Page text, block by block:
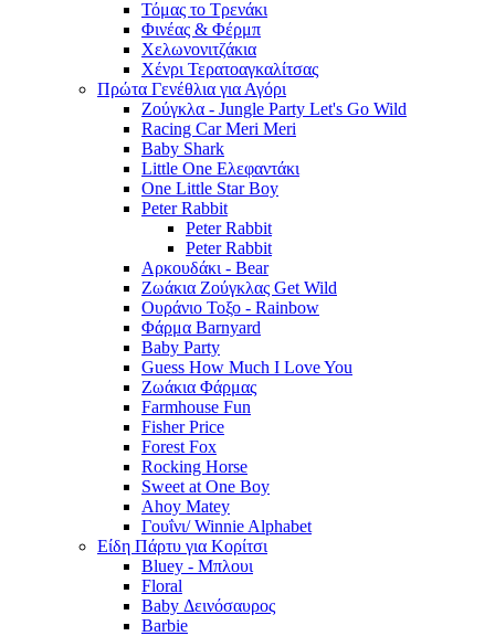
Τόμας το Τρενάκι
Φινέας & Φέρμπ
Χελωνονιτζάκια
Χένρι Τερατοαγκαλίτσας
Πρώτα Γενέθλια για Αγόρι
Ζούγκλα - Jungle Party Let's Go Wild
Racing Car Meri Meri
Baby Shark
Little One Ελεφαντάκι
One Little Star Boy
Peter Rabbit
Peter Rabbit
Peter Rabbit
Αρκουδάκι - Bear
Ζωάκια Ζούγκλας Get Wild
Ουράνιο Τοξο - Rainbow
Φάρμα Barnyard
Baby Party
Guess How Much I Love You
Ζωάκια Φάρμας
Farmhouse Fun
Fisher Price
Forest Fox
Rocking Horse
Sweet at One Boy
Ahoy Matey
Γουΐνι/ Winnie Alphabet
Είδη Πάρτυ για Κορίτσι
Bluey - Μπλουι
Floral
Baby Δεινόσαυρος
Barbie